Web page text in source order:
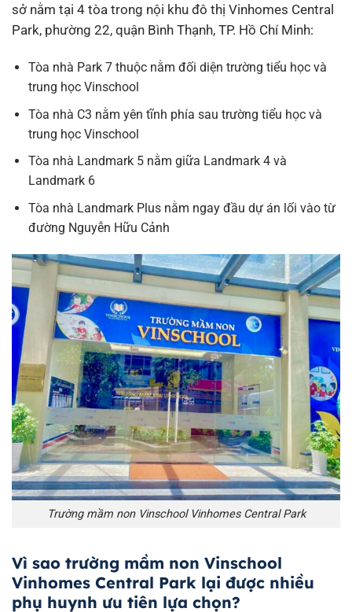
sở nằm tại 4 tòa trong nội khu đô thị Vinhomes Central
Park, phường 22, quận Bình Thạnh, TP. Hồ Chí Minh:
Tòa nhà Park 7 thuộc nằm đối diện trường tiểu học và
trung học Vinschool
Tòa nhà C3 nằm yên tĩnh phía sau trường tiểu học và
trung học Vinschool
Tòa nhà Landmark 5 nằm giữa Landmark 4 và
Landmark 6
Tòa nhà Landmark Plus nằm ngay đầu dự án lối vào từ
đường Nguyễn Hữu Cảnh
Trường mầm non Vinschool Vinhomes Central Park
Vì sao trường mầm non Vinschool
Vinhomes Central Park lại được nhiều
phụ huynh ưu tiên lựa chọn?